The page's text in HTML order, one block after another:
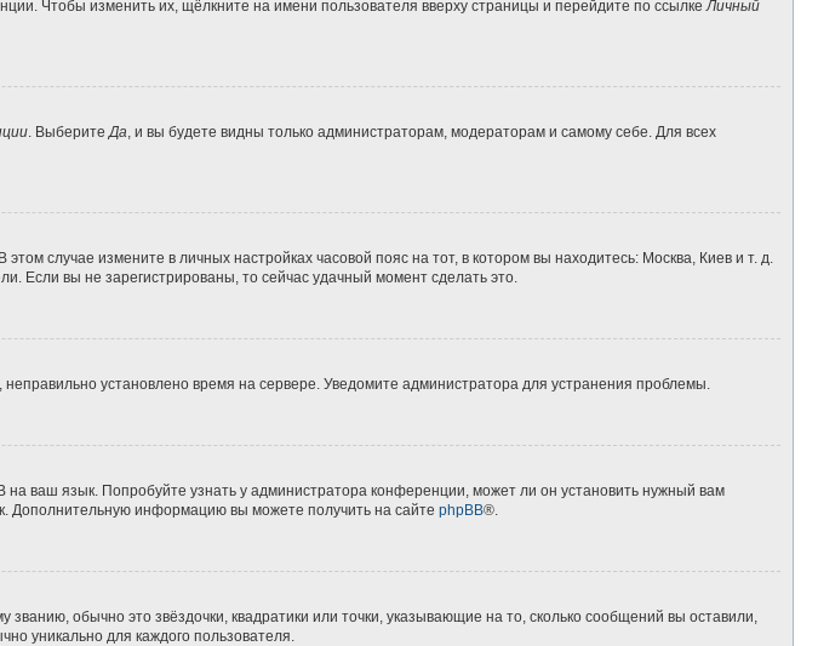
Чтобы изменить их, щёлкните на имени пользователя вверху страницы и перейдите по ссылке Личный
. Выберите Да , и вы будете видны только администраторам, модераторам и самому себе. Для всех
случае измените в личных настройках часовой пояс на тот, в котором вы находитесь: Москва, Киев и т. д.
Если вы не зарегистрированы, то сейчас удачный момент сделать это.
установлено время на сервере. Уведомите администратора для устранения проблемы.
ваш язык. Попробуйте узнать у администратора конференции, может ли он установить нужный вам
Дополнительную информацию вы можете получить на сайте phpBB®.
обычно это звёздочки, квадратики или точки, указывающие на то, сколько сообщений вы оставили,
уникально для каждого пользователя.